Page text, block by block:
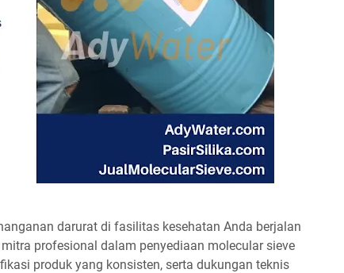
darurat di fasilitas kesehatan Anda berjalan
profesional dalam penyediaan molecular sieve
produk yang konsisten, serta dukungan teknis